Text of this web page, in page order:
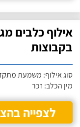
אילוף כלבים
בקבוצות
סוג אילוף: משמעת
מין הכלב: זכר
לצפייה